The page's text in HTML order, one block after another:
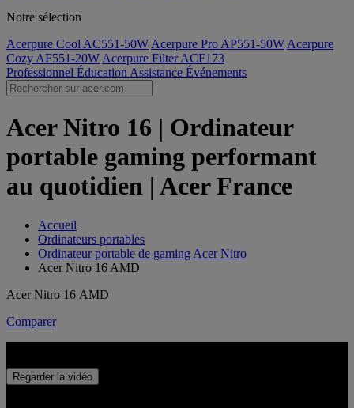
Notre sélection
Acerpure Cool AC551-50W Acerpure Pro AP551-50W Acerpure
Cozy AF551-20W Acerpure Filter ACF173
Professionnel Éducation Assistance Événements
Acer Nitro 16 | Ordinateur
portable gaming performant
au quotidien | Acer France
Accueil
Ordinateurs portables
Ordinateur portable de gaming Acer Nitro
Acer Nitro 16 AMD
Acer Nitro 16 AMD
Comparer
Regarder la vidéo